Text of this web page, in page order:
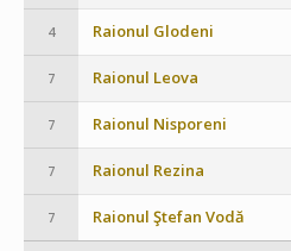
4 Raionul Glodeni
7 Raionul Leova
7 Raionul Nisporeni
7 Raionul Rezina
7 Raionul Ştefan Vodă